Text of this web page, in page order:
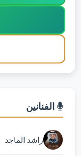
الفنانين
راشد الماجد